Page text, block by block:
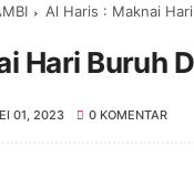
Al Haris : Maknai
Hari Buruh
01, 2023 0 KOMENTAR